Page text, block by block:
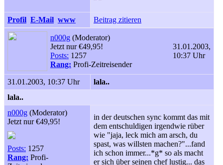
Profil E-Mail www Beitrag zitieren
n000g (Moderator)
Jetzt nur €49,95!
Posts: 1257
Rang: Profi-Zeitreisender
31.01.2003,
10:37 Uhr
31.01.2003, 10:37 Uhr
lala..
lala..
n000g (Moderator)
Jetzt nur €49,95!
Posts: 1257
Rang: Profi-
in der deutschen sync kommt das mit
dem entschuldigen irgendwie rüber
wie "jaja, leck mich am arsch, du
spast, was willsten machen?"...fand
ich schon immer...*g* so als macht
er sich über seinen chef lustig... das